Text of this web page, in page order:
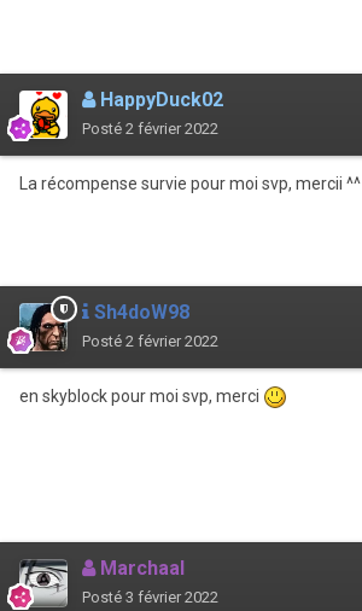
HappyDuck02
Posté 2 février 2022
La récompense survie pour moi svp, mercii ^^
Sh4doW98
Posté 2 février 2022
en skyblock pour moi svp, merci
Marchaal
Posté 3 février 2022